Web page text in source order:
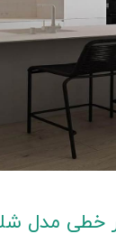
خطی مدل